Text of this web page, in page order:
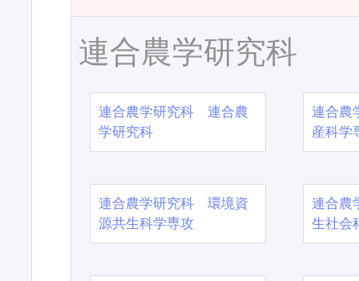
連合農学研究科
連合農学研究科 連合農
学研究科
連合農
産科学
連合農学研究科 環境資
源共生科学専攻
連合農
生社会